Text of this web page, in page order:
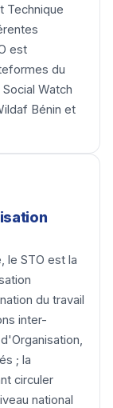
Technique
est
du
Watch
Bénin et
le STO est la
du travail
inter-
; la
circuler
national